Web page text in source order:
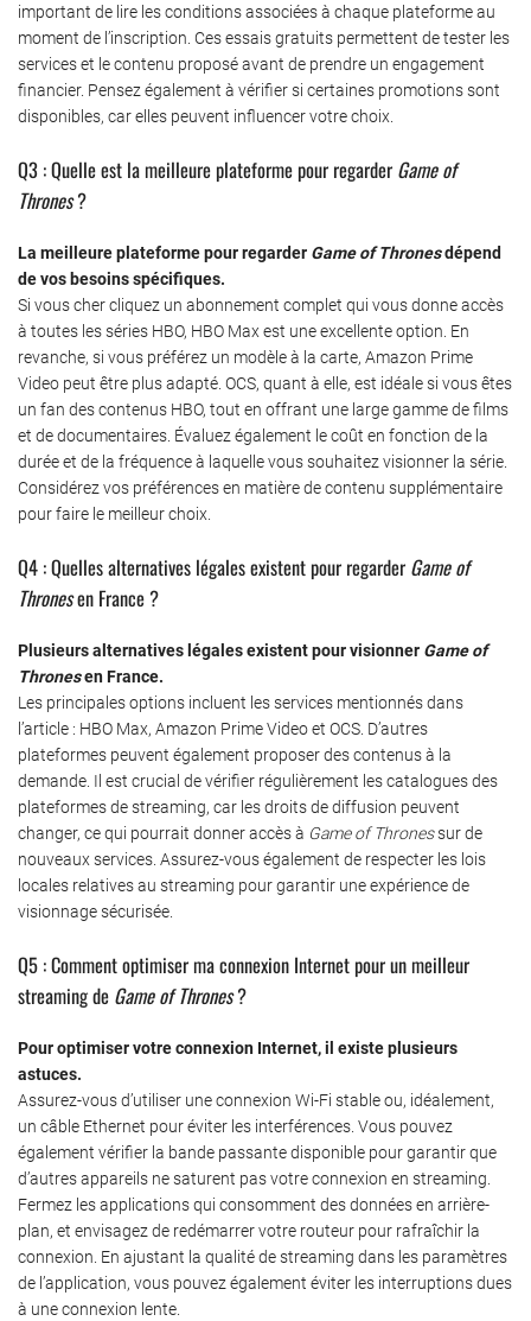
important de lire les conditions associées à chaque plateforme au
moment de l’inscription. Ces essais gratuits permettent de tester les
services et le contenu proposé avant de prendre un engagement
financier. Pensez également à vérifier si certaines promotions sont
disponibles, car elles peuvent influencer votre choix.
Q3 : Quelle est la meilleure plateforme pour regarder Game of
Thrones?
La meilleure plateforme pour regarder Game of Thronesdépend
de vos besoins spécifiques.
Si vous cher cliquez un abonnement complet qui vous donne accès
à toutes les séries HBO, HBO Max est une excellente option. En
revanche, si vous préférez un modèle à la carte, Amazon Prime
Video peut être plus adapté. OCS, quant à elle, est idéale si vous êtes
un fan des contenus HBO, tout en offrant une large gamme de films
et de documentaires. Évaluez également le coût en fonction de la
durée et de la fréquence à laquelle vous souhaitez visionner la série.
Considérez vos préférences en matière de contenu supplémentaire
pour faire le meilleur choix.
Q4 : Quelles alternatives légales existent pour regarder Game of
Thronesen France ?
Plusieurs alternatives légales existent pour visionner Game of
Thronesen France.
Les principales options incluent les services mentionnés dans
l’article : HBO Max, Amazon Prime Video et OCS. D’autres
plateformes peuvent également proposer des contenus à la
demande. Il est crucial de vérifier régulièrement les catalogues des
plateformes de streaming, car les droits de diffusion peuvent
changer, ce qui pourrait donner accès à Game of Thronessur de
nouveaux services. Assurez-vous également de respecter les lois
locales relatives au streaming pour garantir une expérience de
visionnage sécurisée.
Q5 : Comment optimiser ma connexion Internet pour un meilleur
streaming de Game of Thrones?
Pour optimiser votre connexion Internet, il existe plusieurs
astuces.
Assurez-vous d’utiliser une connexion Wi-Fi stable ou, idéalement,
un câble Ethernet pour éviter les interférences. Vous pouvez
également vérifier la bande passante disponible pour garantir que
d’autres appareils ne saturent pas votre connexion en streaming.
Fermez les applications qui consomment des données en arrière-
plan, et envisagez de redémarrer votre routeur pour rafraîchir la
connexion. En ajustant la qualité de streaming dans les paramètres
de l’application, vous pouvez également éviter les interruptions dues
à une connexion lente.